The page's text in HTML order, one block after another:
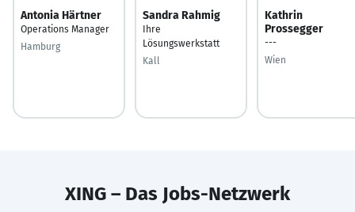
Antonia Härtner
Operations Manager
Hamburg
Sandra Rahmig
Ihre
Lösungswerkstatt
Kall
Kathrin
Prossegger
---
Wien
XING – Das Jobs-Netzwerk